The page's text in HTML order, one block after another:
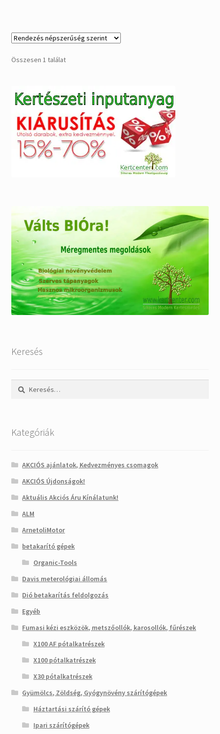
Összesen 1 találat
Keresés
Keresés:
Kategóriák
AKCIÓS ajánlatok, Kedvezményes csomagok
AKCIÓS Újdonságok!
Aktuális Akciós Áru Kínálatunk!
ALM
ArnetoliMotor
betakarító gépek
Organic-Tools
Davis meterológiai állomás
Dió betakarítás feldolgozás
Egyéb
Fumasi kézi eszközök, metszőollók, karosollók, fűrészek
X100 AF pótalkatrészek
X100 pótalkatrészek
X30 pótalkatrészek
Gyümölcs, Zöldség, Gyógynövény szárítógépek
Háztartási szárító gépek
Ipari szárítógépek